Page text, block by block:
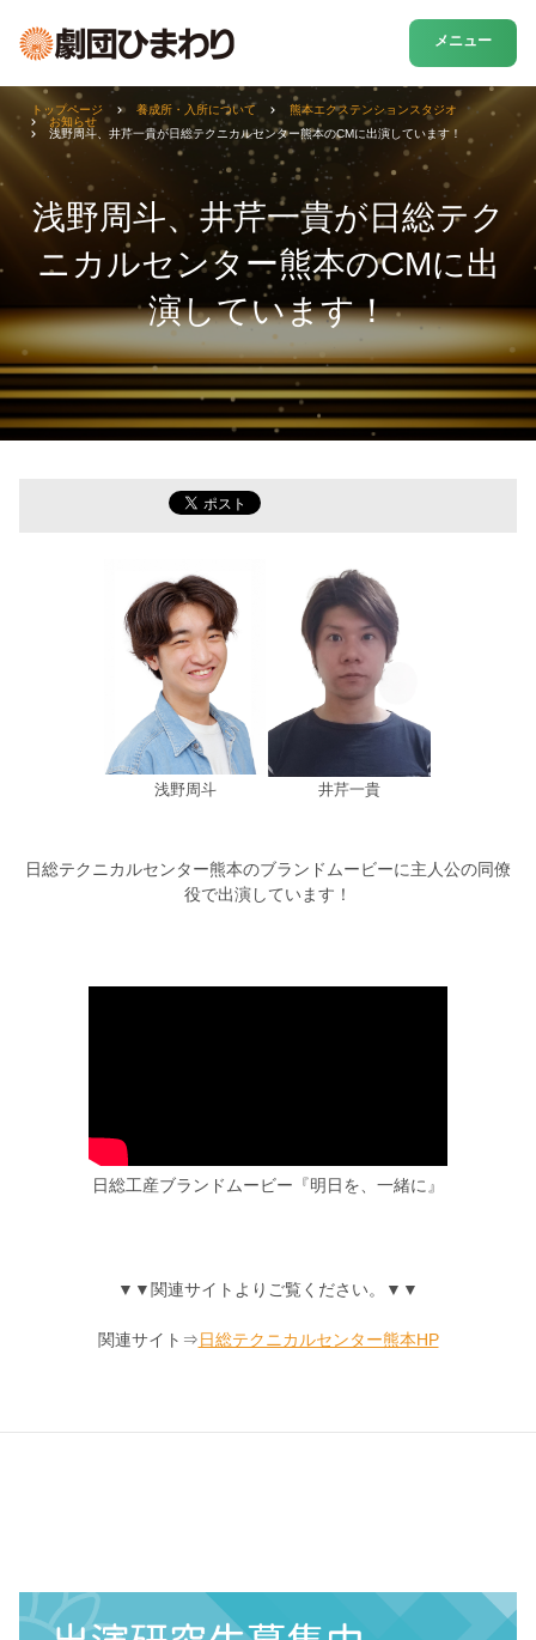
メニュー
浅野周斗、井芹一貴が日総テク
ニカルセンター熊本のCMに出
演しています！
トップページ 養成所・入所について
熊本エクステンションスタジオ
お知らせ
浅野周斗、井芹一貴が日総テクニカルセンター熊本のCMに出演しています！
浅野周斗 井芹一貴
日総テクニカルセンター熊本のブランドムービーに主人公の同僚
役で出演しています！
日総工産ブランドムービー『明日を、一緒に』
▼▼関連サイトよりご覧ください。▼▼
関連サイト⇒日総テクニカルセンター熊本HP